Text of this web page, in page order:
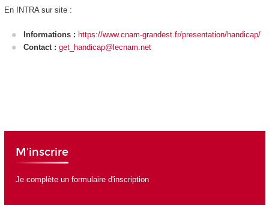
En INTRA sur site :
Informations : https://www.cnam-grandest.fr/presentation/handicap/
Contact : get_handicap@lecnam.net
M'inscrire
Je complète un formulaire d'inscription